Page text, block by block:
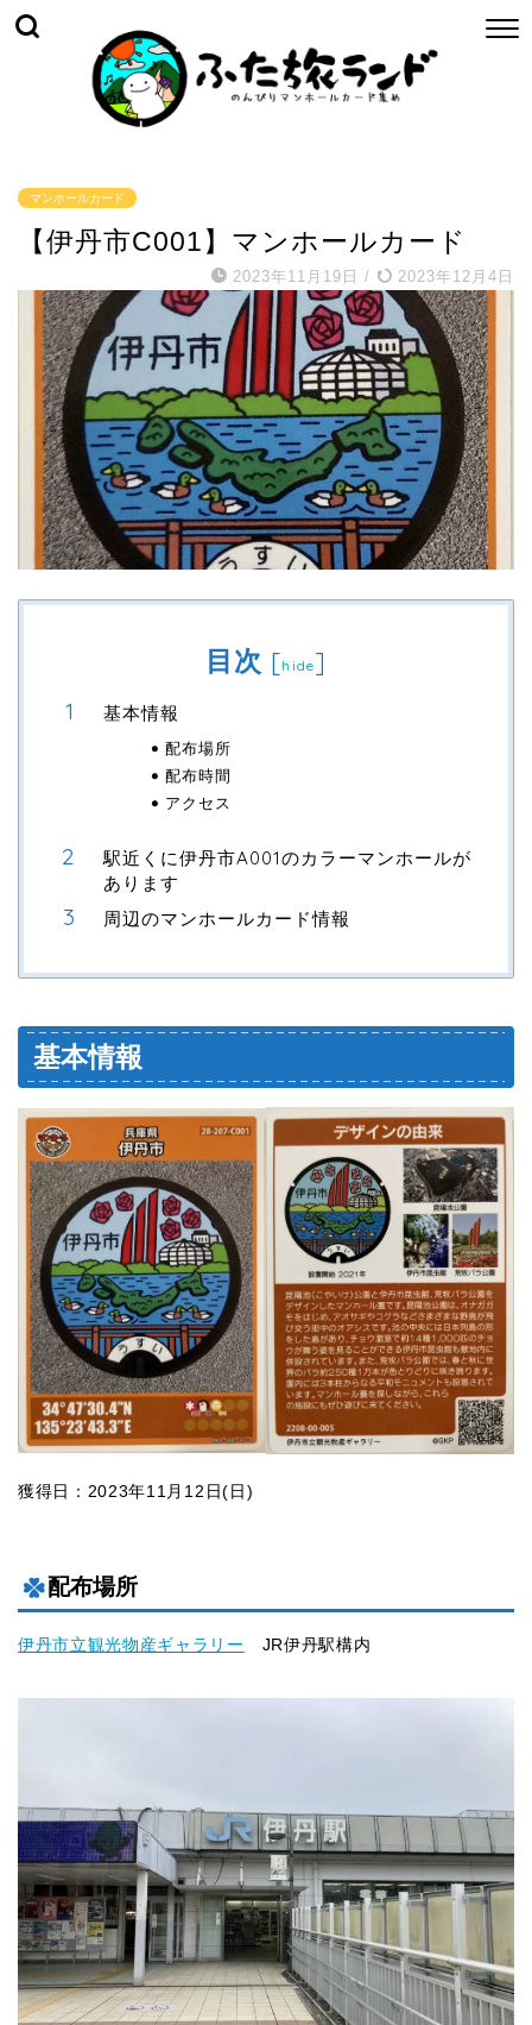
マンホールカード
【伊丹市C001】マンホールカード
2023年11月19日 / 2023年12月4日
目次 [hide]
基本情報
配布場所
配布時間
アクセス
駅近くに伊丹市A001のカラーマンホールが
あります
周辺のマンホールカード情報
基本情報
獲得日：2023年11月12日(日)
配布場所
伊丹市立観光物産ギャラリー JR伊丹駅構内